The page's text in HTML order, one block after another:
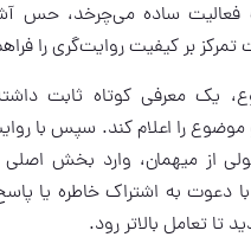
ساده می‌چرخد، حس
بر کیفیت روایت‌گری را
یک معرفی کوتاه ثابت
را اعلام کند. سپس با
از میهمان، وارد بخش
با دعوت به اشتراک خاطره یا
تا تعامل بالاتر رود.